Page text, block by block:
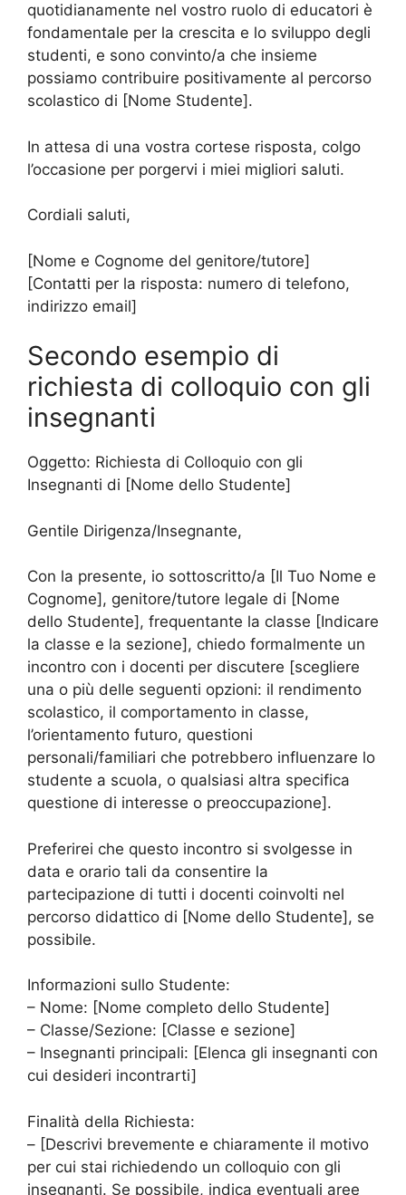
quotidianamente nel vostro ruolo di educatori è
fondamentale per la crescita e lo sviluppo degli
studenti, e sono convinto/a che insieme
possiamo contribuire positivamente al percorso
scolastico di [Nome Studente].
In attesa di una vostra cortese risposta, colgo
l’occasione per porgervi i miei migliori saluti.
Cordiali saluti,
[Nome e Cognome del genitore/tutore]
[Contatti per la risposta: numero di telefono,
indirizzo email]
Secondo esempio di
richiesta di colloquio con gli
insegnanti
Oggetto: Richiesta di Colloquio con gli
Insegnanti di [Nome dello Studente]
Gentile Dirigenza/Insegnante,
Con la presente, io sottoscritto/a [Il Tuo Nome e
Cognome], genitore/tutore legale di [Nome
dello Studente], frequentante la classe [Indicare
la classe e la sezione], chiedo formalmente un
incontro con i docenti per discutere [scegliere
una o più delle seguenti opzioni: il rendimento
scolastico, il comportamento in classe,
l’orientamento futuro, questioni
personali/familiari che potrebbero influenzare lo
studente a scuola, o qualsiasi altra specifica
questione di interesse o preoccupazione].
Preferirei che questo incontro si svolgesse in
data e orario tali da consentire la
partecipazione di tutti i docenti coinvolti nel
percorso didattico di [Nome dello Studente], se
possibile.
Informazioni sullo Studente:
– Nome: [Nome completo dello Studente]
– Classe/Sezione: [Classe e sezione]
– Insegnanti principali: [Elenca gli insegnanti con
cui desideri incontrarti]
Finalità della Richiesta:
– [Descrivi brevemente e chiaramente il motivo
per cui stai richiedendo un colloquio con gli
insegnanti. Se possibile, indica eventuali aree